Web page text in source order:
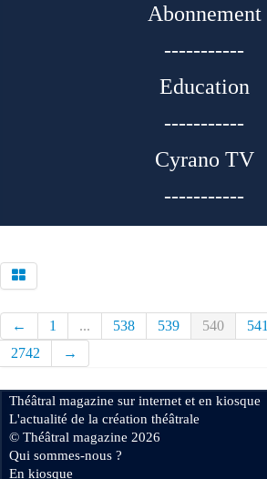
Abonnement
-----------
Education
-----------
Cyrano TV
-----------
← 1 ... 538 539 540 541
2742
→
Théâtral magazine sur internet et en kiosque
L'actualité de la création théâtrale
© Théâtral magazine 2026
Qui sommes-nous ?
En kiosque